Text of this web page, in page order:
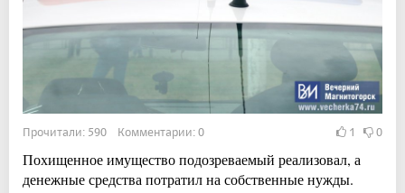
Прочитали: 590 Комментарии: 0 1 0
Похищенное имущество подозреваемый реализовал, а
денежные средства потратил на собственные нужды.